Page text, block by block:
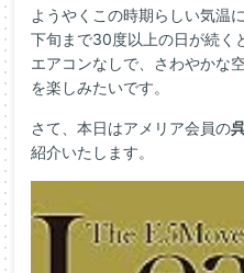
ようやくこの時期らしい気温
下旬まで30度以上の日が続く
エアコンなしで、さわやかな
を楽しみたいです。
さて、本日はアメリア会員の
紹介いたします。